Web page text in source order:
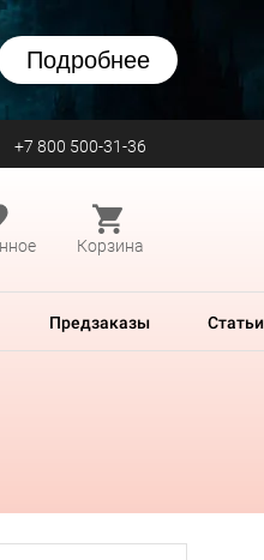
Подробнее
+7 800 500-31-36
Корзина
Предзаказы Статьи